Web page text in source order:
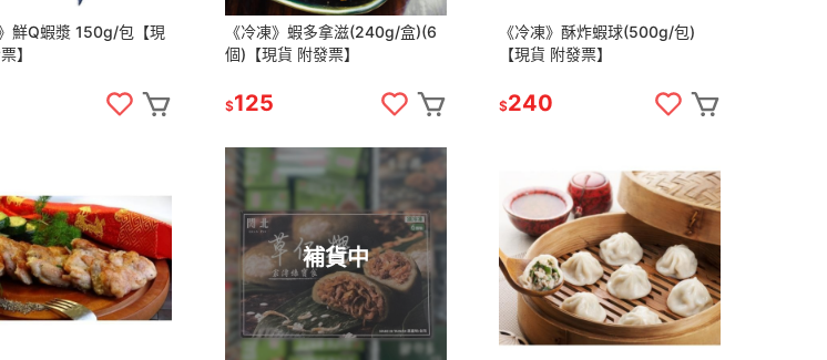
鮮Q蝦漿 150g/包【現
】
《冷凍》蝦多拿滋(240g/盒)(6
個)【現貨 附發票】
$125
《冷凍》酥炸蝦球(500g/包)
【現貨 附發票】
$240
補貨中